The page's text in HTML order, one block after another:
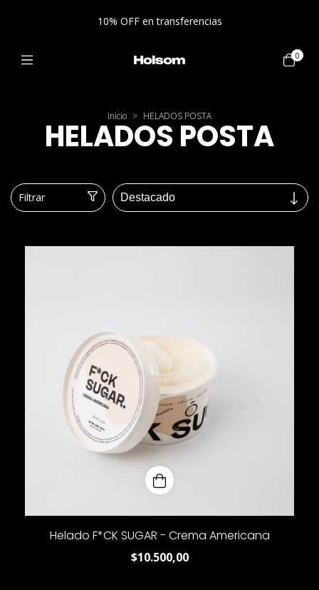
10% OFF en transferencias
0
Inicio > HELADOS POSTA
HELADOS POSTA
Filtrar
Helado F*CK SUGAR - Crema Americana
$10.500,00